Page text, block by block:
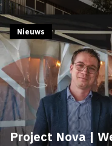
Project Nova |
Nieuws